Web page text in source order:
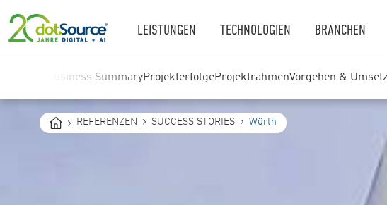
LEISTUNGEN TECHNOLOGIEN BRANCHEN
are
REFERENZEN SUCCESS STORIES Würth
Business SummaryProjekterfolgeProjektrahmenVorgehen &